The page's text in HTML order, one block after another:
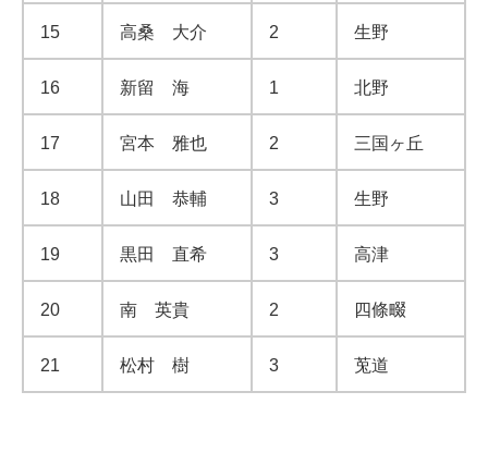
15 高桑 大介 2 生野
16 新留 海 1 北野
17 宮本 雅也 2 三国ヶ丘
18 山田 恭輔 3 生野
19 黒田 直希 3 高津
20 南 英貴 2 四條畷
21 松村 樹 3 莵道